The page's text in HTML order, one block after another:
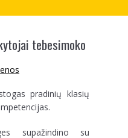
tebesimoko
pradinių klasių
supažindino su